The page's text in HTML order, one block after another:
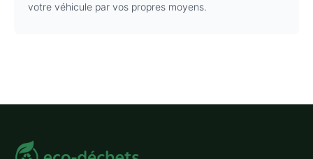
votre véhicule par vos propres moyens.